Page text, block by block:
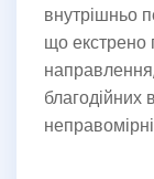
внутрішньо
що екстрено
благодійних